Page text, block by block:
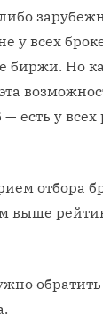
у всех
биржи. Но
есть у всех
отбора
выше